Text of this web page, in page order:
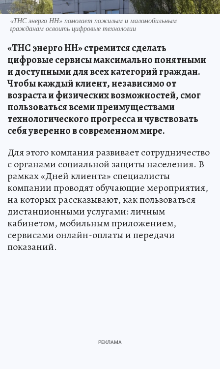
«ТНС энерго НН» помогает пожилым и маломобильным
гражданам освоить цифровые технологии
«ТНС энерго НН» стремится сделать
цифровые сервисы максимально понятными
и доступными для всех категорий граждан.
Чтобы каждый клиент, независимо от
возраста и физических возможностей, смог
пользоваться всеми преимуществами
технологического прогресса и чувствовать
себя уверенно в современном мире.
Для этого компания развивает сотрудничество
с органами социальной защиты населения. В
рамках «Дней клиента» специалисты
компании проводят обучающие мероприятия,
на которых рассказывают, как пользоваться
дистанционными услугами: личным
кабинетом, мобильным приложением,
сервисами онлайн-оплаты и передачи
показаний.